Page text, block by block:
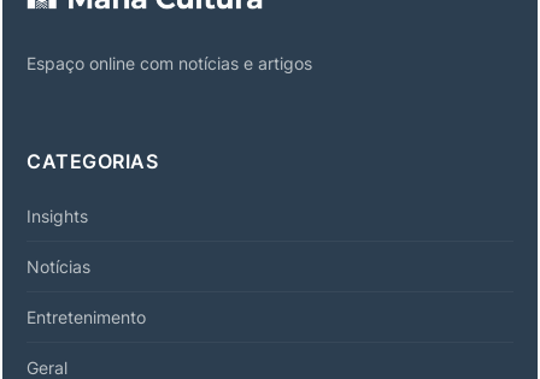
Espaço online com notícias e artigos
CATEGORIAS
Insights
Notícias
Entretenimento
Geral